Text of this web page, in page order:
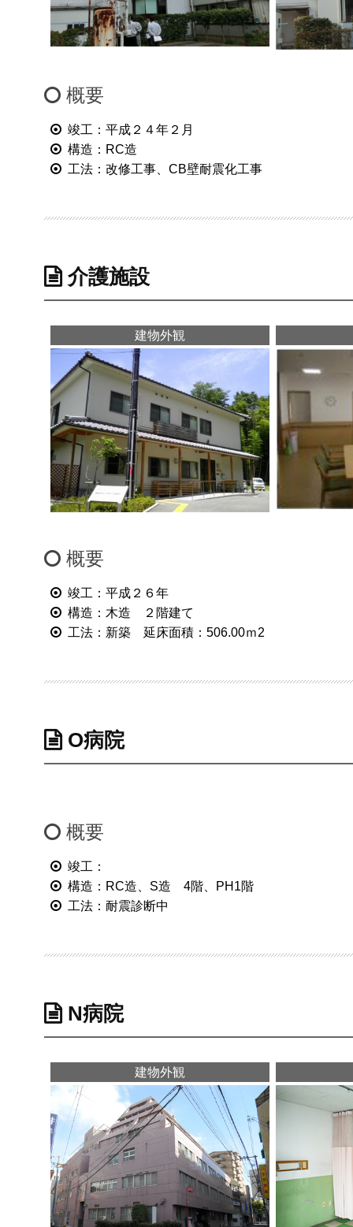
概要
竣工：平成２４年２月
構造：RC造
工法：改修工事、CB壁耐震化工事
介護施設
建物外観
概要
竣工：平成２６年
構造：木造 ２階建て
工法：新築 延床面積：506.00ｍ2
O病院
概要
竣工：
構造：RC造、S造 4階、PH1階
工法：耐震診断中
N病院
建物外観